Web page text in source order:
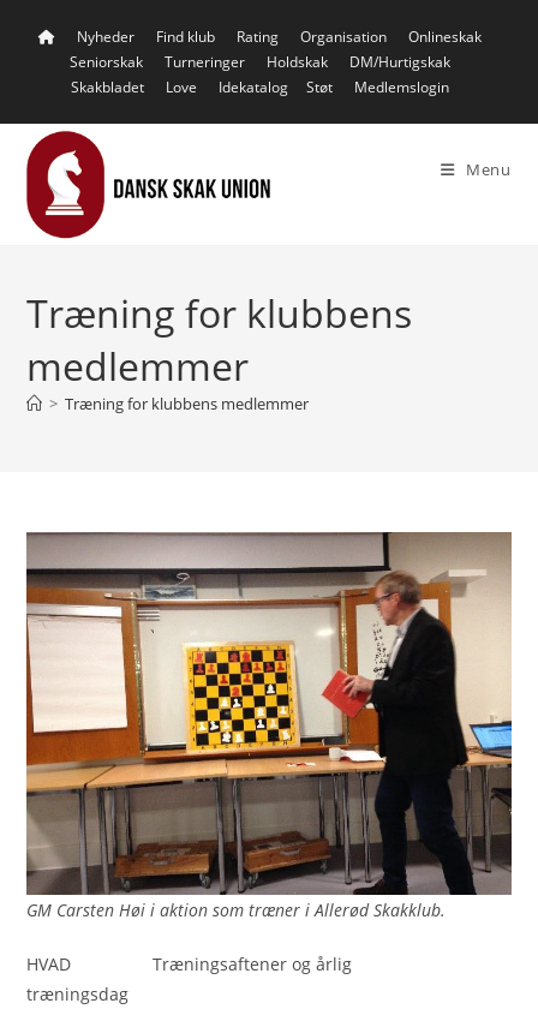
Nyheder Find klub Rating Organisation
Onlineskak
Seniorskak
Turneringer Holdskak
DM/Hurtigskak
Skakbladet
Love Idekatalog Støt Medlemslogin
Menu
Træning for klubbens
medlemmer
> Træning for klubbens medlemmer
GM Carsten Høi i aktion som træner i Allerød Skakklub.
HVAD Træningsaftener og årlig
træningsdag